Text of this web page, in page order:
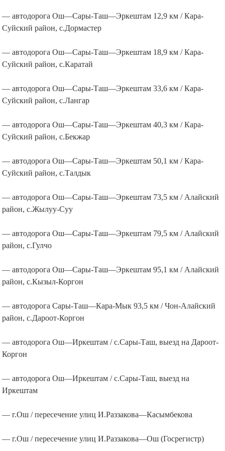
— автодорога Ош—Сары-Таш—Эркештам 12,9 км / Кара-
Суйский район, с.Дормастер
— автодорога Ош—Сары-Таш—Эркештам 18,9 км / Кара-
Суйский район, с.Каратай
— автодорога Ош—Сары-Таш—Эркештам 33,6 км / Кара-
Суйский район, с.Лангар
— автодорога Ош—Сары-Таш—Эркештам 40,3 км / Кара-
Суйский район, с.Бекжар
— автодорога Ош—Сары-Таш—Эркештам 50,1 км / Кара-
Суйский район, с.Талдык
— автодорога Ош—Сары-Таш—Эркештам 73,5 км / Алайский
район, с.Жылуу-Суу
— автодорога Ош—Сары-Таш—Эркештам 79,5 км / Алайский
район, с.Гулчо
— автодорога Ош—Сары-Таш—Эркештам 95,1 км / Алайский
район, с.Кызыл-Коргон
— автодорога Сары-Таш—Кара-Мык 93,5 км / Чон-Алайский
район, с.Дароот-Коргон
— автодорога Ош—Иркештам / с.Сары-Таш, выезд на Дароот-
Коргон
— автодорога Ош—Иркештам / с.Сары-Таш, выезд на
Иркештам
— г.Ош / пересечение улиц И.Раззакова—Касымбекова
— г.Ош / пересечение улиц И.Раззакова—Ош (Госрегистр)